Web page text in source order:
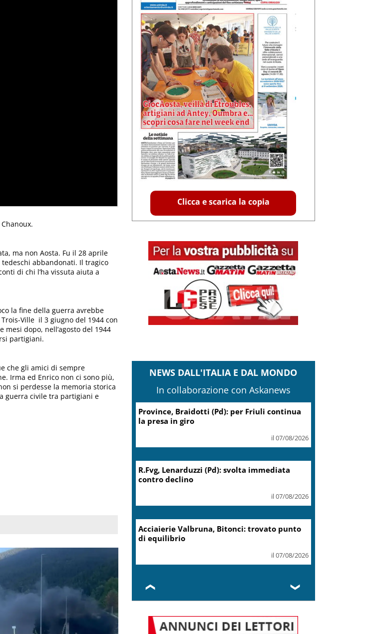
ma non Aosta. Fu il 28 aprile
abbandonati. Il tragico
di chi l’ha vissuta aiuta a
la fine della guerra avrebbe
Ville il 3 giugno del 1944 con
dopo, nell’agosto del 1944
partigiani.
che gli amici di sempre
Irma ed Enrico non ci sono più,
si perdesse la memoria storica
guerra civile tra partigiani e
Clicca e scarica la copia
NEWS DALL'ITALIA E DAL MONDO
In collaborazione con Askanews
Coin, accordo con sindacati su
piano risanamento e rilancio
il 07/08/2026
Migranti, Meloni: non c’è
spazio in Ue per chi alimenta
immigrazione clandestina
il 07/08/2026
Marcinella,Meloni: 8 agosto
presto sarà giornata europea
❮ ❯